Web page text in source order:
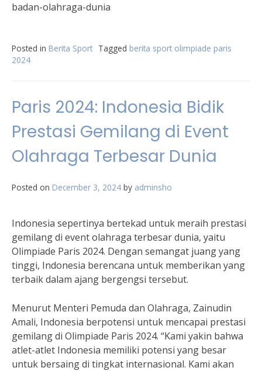
badan-olahraga-dunia
Posted in Berita Sport Tagged berita sport olimpiade paris
2024
Paris 2024: Indonesia Bidik
Prestasi Gemilang di Event
Olahraga Terbesar Dunia
Posted on December 3, 2024 by adminsho
Indonesia sepertinya bertekad untuk meraih prestasi
gemilang di event olahraga terbesar dunia, yaitu
Olimpiade Paris 2024. Dengan semangat juang yang
tinggi, Indonesia berencana untuk memberikan yang
terbaik dalam ajang bergengsi tersebut.
Menurut Menteri Pemuda dan Olahraga, Zainudin
Amali, Indonesia berpotensi untuk mencapai prestasi
gemilang di Olimpiade Paris 2024. “Kami yakin bahwa
atlet-atlet Indonesia memiliki potensi yang besar
untuk bersaing di tingkat internasional. Kami akan